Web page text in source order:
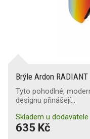
Brýle Ardon
Tyto pohodlné,
designu přinášejí…
Skladem u dodavatele
635 Kč